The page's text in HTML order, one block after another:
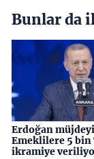
Bunlar da
Erdoğan
Emeklilere 5 bin
ikramiye